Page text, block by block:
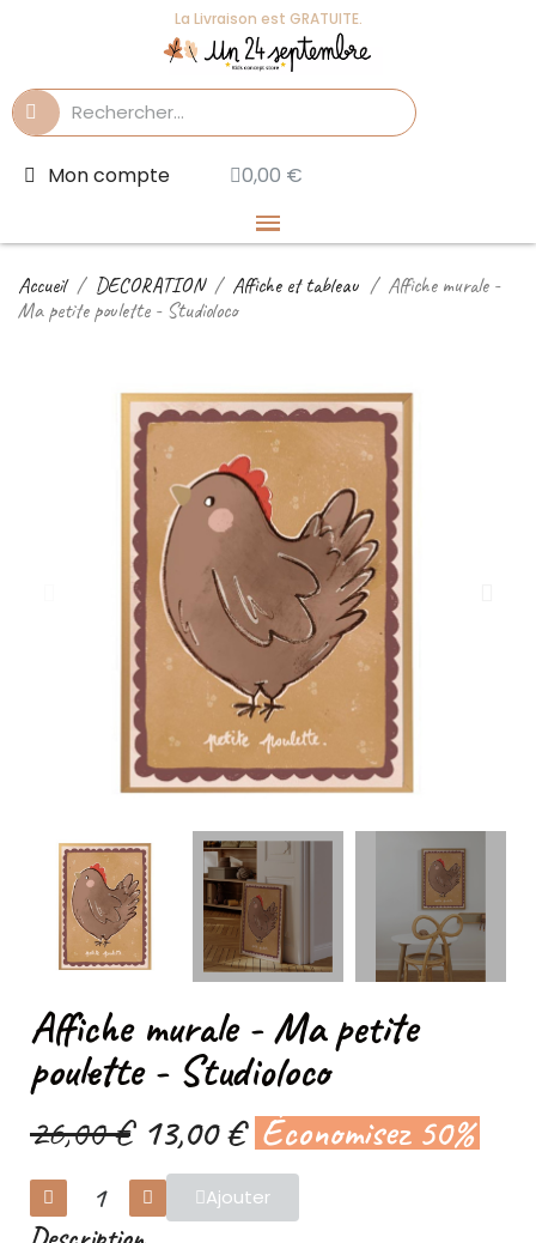
La Livraison est GRATUITE.
Mon compte 0,00 €
Accueil DECORATION Affiche et tableau
Affiche murale -
Ma petite poulette - Studioloco
Affiche murale - Ma petite
poulette - Studioloco
26,00 € 13,00 € Économisez 50%
Ajouter